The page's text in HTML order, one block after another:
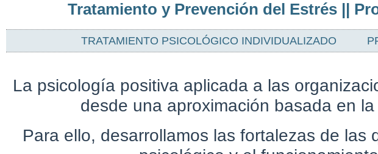
Tratamiento y Prevención del Estrés ||
TRATAMIENTO PSICOLÓGICO INDIVIDUALIZADO
La psicología positiva aplicada a las
desde una aproximación basada en
Para ello, desarrollamos las fortalezas de